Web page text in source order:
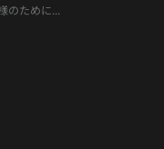
のために...